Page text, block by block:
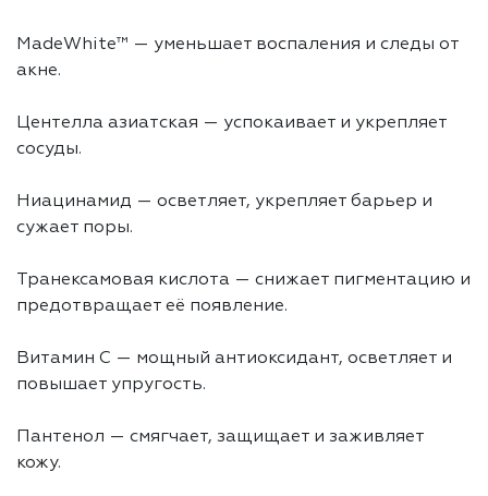
MadeWhite™ — уменьшает воспаления и следы от
акне.
Центелла азиатская — успокаивает и укрепляет
сосуды.
Ниацинамид — осветляет, укрепляет барьер и
сужает поры.
Транексамовая кислота — снижает пигментацию и
предотвращает её появление.
Витамин C — мощный антиоксидант, осветляет и
повышает упругость.
Пантенол — смягчает, защищает и заживляет
кожу.